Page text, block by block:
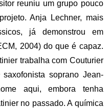
reuniu um grupo pouco
Anja Lechner, mais
já demonstrou em
2004) do que é capaz.
trabalha com Couturier
soprano Jean-
aqui, embora tenha
no passado. A química